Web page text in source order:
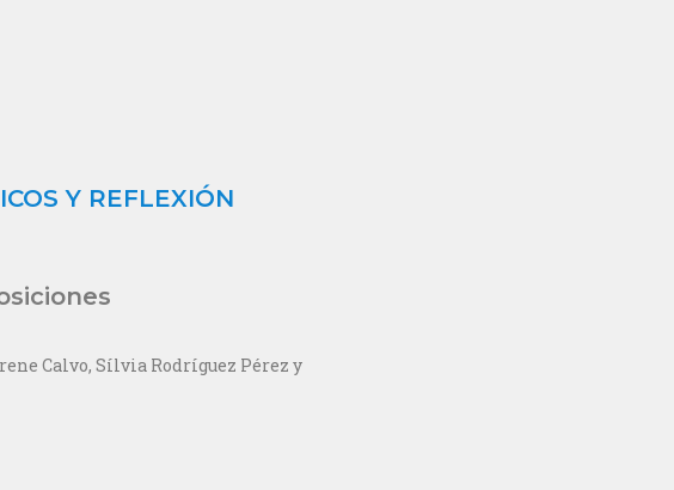
Y REFLEXIÓN
Calvo, Sílvia Rodríguez Pérez y